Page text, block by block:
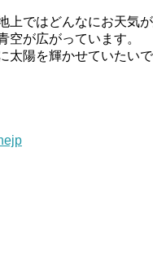
上ではどんなにお天気
空が広がっています。
太陽を輝かせていたいで